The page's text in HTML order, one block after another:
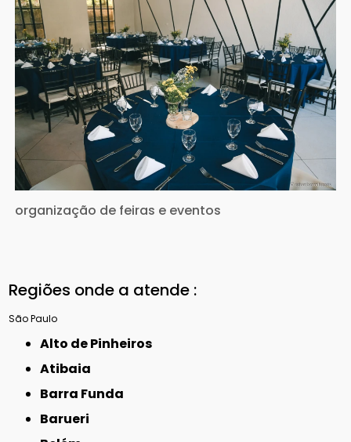
organização de feiras e eventos
Regiões onde a atende :
São Paulo
Alto de Pinheiros
Atibaia
Barra Funda
Barueri